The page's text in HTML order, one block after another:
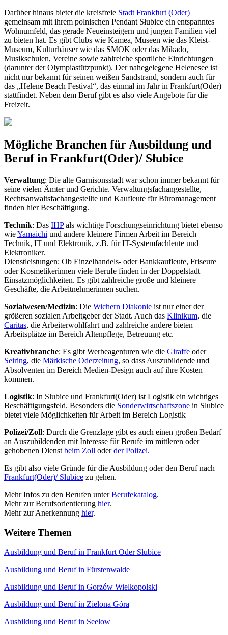
Darüber hinaus bietet die kreisfreie Stadt Frankfurt (Oder)
gemeinsam mit ihrem polnischen Pendant Słubice ein entspanntes
Wohnumfeld, das gerade Neueinsteigern und jungen Familien viel
zu bieten hat. Es gibt Clubs wie Kamea, Museen wie das Kleist-
Museum, Kulturhäuser wie das SMOK oder das Mikado,
Musikschulen, Vereine sowie zahlreiche sportliche Einrichtungen
(darunter der Olympiastützpunkt). Der nahegelegene Helenesee ist
nicht nur bekannt für seinen weißen Sandstrand, sondern auch für
das „Helene Beach Festival“, das einmal im Jahr in Frankfurt(Oder)
stattfindet. Neben dem Beruf gibt es also viele Angebote für die
Freizeit.
Mögliche Branchen für Ausbildung und
Beruf in Frankfurt(Oder)/ Słubice
Verwaltung: Die alte Garnisonsstadt war schon immer bekannt für
seine vielen Ämter und Gerichte. Verwaltungsfachangestellte,
Rechtsanwaltsfachangestellte und Kaufleute für Büromanagement
finden hier Beschäftigung.
Technik: Das IHPals wichtige Forschungseinrichtung bietet ebenso
wieYamaichi und andere kleinere Firmen Arbeit im Bereich
Technik, IT und Elektronik, z.B. für IT-Systemfachleute und
Elektroniker.
Dienstleistungen: Ob Einzelhandels- oder Bankkaufleute, Friseure
oder Kosmetikerinnen viele Berufe finden in der Doppelstadt
Einsatzmöglichkeiten. Es gibt zahlreiche große und kleinere
Geschäfte, die Arbeitnehmerinnen suchen.
Sozialwesen/Medizin: Die Wichern Diakonie ist nur einer der
größeren sozialen Arbeitgeber der Stadt. Auch das Klinikum, die
Caritas, die Arbeiterwohlfahrt und zahlreiche andere bieten
Arbeitsplätze im Bereich Altenpflege, Betreuung etc.
Kreativbranche: Es gibt Werbeagenturen wie die Giraffe oder
Seiring, die Märkische Oderzeitung, so dass Auszubildende und
Absolventen im Bereich Medien-Design auch auf ihre Kosten
kommen.
Logistik: In Slubice und Frankfurt(Oder) ist Logistik ein wichtiges
Beschäftigungsfeld. Besonders die Sonderwirtschaftszone in Slubice
bietet viele Möglichkeiten für Arbeit im Bereich Logistik
Polizei/Zoll: Durch die Grenzlage gibt es auch einen großen Bedarf
an Auszubildenden mit Interesse für Berufe im mittleren oder
gehobenen Dienst beim Zoll oderder Polizei.
Es gibt also viele Gründe für die Ausbildung oder den Beruf nach
Frankfurt(Oder)/ Słubice zu gehen.
Mehr Infos zu den Berufen unterBerufekatalog.
Mehr zur Berufsorientierung hier.
Mehr zur Anerkennung hier.
Weitere Themen
Ausbildung und Beruf in Frankfurt Oder Słubice
Ausbildung und Beruf in Fürstenwalde
Ausbildung und Beruf in Gorzów Wielkopolski
Ausbildung und Beruf in Zielona Góra
Ausbildung und Beruf in Seelow